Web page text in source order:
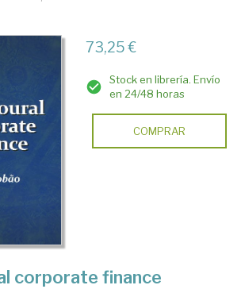
73,25 €
Stock en librería. Envío
en 24/48 horas
COMPRAR
corporate finance